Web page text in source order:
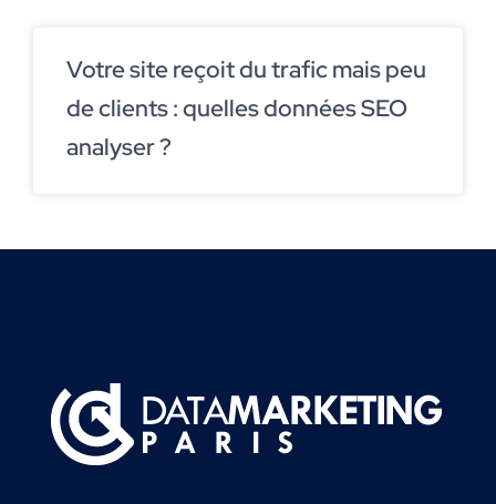
Votre site reçoit du trafic mais peu
de clients : quelles données SEO
analyser ?